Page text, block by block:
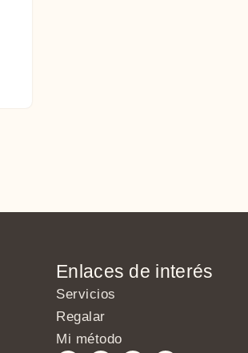
Enlaces de interés
Servicios
Regalar
Mi método